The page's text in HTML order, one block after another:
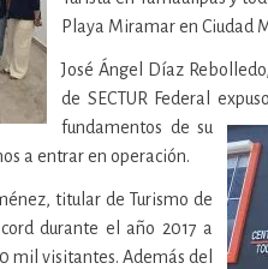
Playa Miramar en Ciudad
José Ángel Díaz
de SECTUR Federal
fundamentos de su
a entrar en operación.
titular de Turismo de
durante el año 2017 a
mil visitantes. Además del